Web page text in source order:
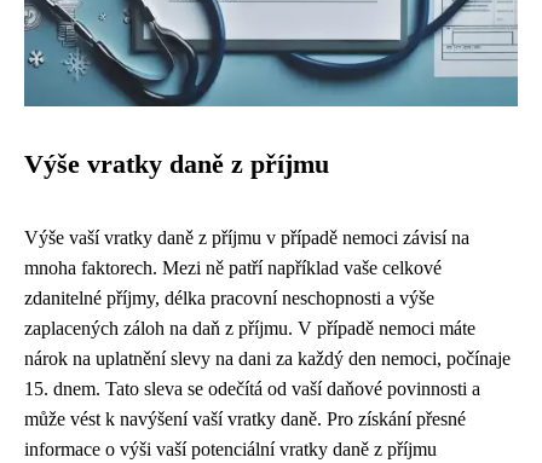
Výše vratky daně z příjmu
Výše vaší vratky daně z příjmu v případě nemoci závisí na
mnoha faktorech. Mezi ně patří například vaše celkové
zdanitelné příjmy, délka pracovní neschopnosti a výše
zaplacených záloh na daň z příjmu. V případě nemoci máte
nárok na uplatnění slevy na dani za každý den nemoci, počínaje
15. dnem. Tato sleva se odečítá od vaší daňové povinnosti a
může vést k navýšení vaší vratky daně. Pro získání přesné
informace o výši vaší potenciální vratky daně z příjmu